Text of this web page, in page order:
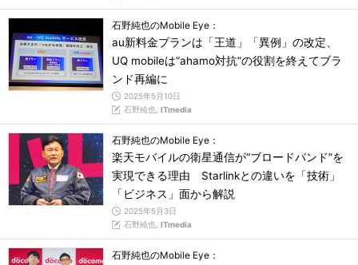
石野純也のMobile Eye：
au新料金プランは「王道」「異例」の改定、
UQ mobileは“ahamo対抗”の役割を終えてブラ
ンド再編に
2025年5月10日
石野純也, ITmedia
石野純也のMobile Eye：
楽天モバイルの衛星通信が“ブロードバンド”を
実現できる理由 Starlinkとの違いを「技術」
「ビジネス」面から解説
2025年5月3日
石野純也, ITmedia
石野純也のMobile Eye：